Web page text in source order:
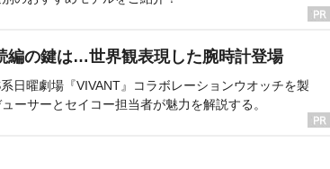
編の鍵は…世界観表現した腕時計登場
日曜劇場『VIVANT』コラボレーションウオッチを製
ーサーとセイコー担当者が魅力を解説する。